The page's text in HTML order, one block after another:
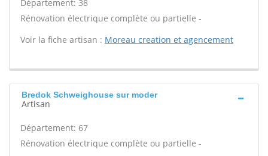
Département: 38
Rénovation électrique complète ou partielle -
Voir la fiche artisan : Moreau creation et agencement
Bredok Schweighouse sur moder
Artisan
Département: 67
Rénovation électrique complète ou partielle -